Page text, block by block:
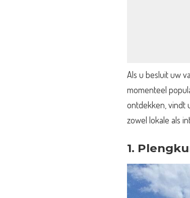
Als u besluit uw
momenteel
ontdekken, vindt
zowel lokale als
1.